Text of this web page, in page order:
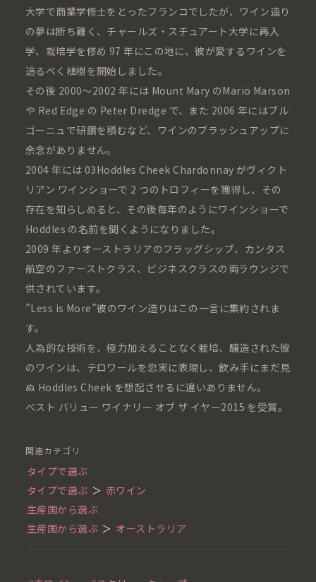
大学で商業学修士をとったフランコでしたが、ワイン造り
の夢は断ち難く、チャールズ・スチュアート大学に再入
学、栽培学を修め 97 年にこの地に、彼が愛するワインを
造るべく植樹を開始しました。
その後 2000～2002 年には Mount Mary のMario Marson
や Red Edge の Peter Dredge で、また 2006 年にはブル
ゴーニュで研鑽を積むなど、ワインのブラッシュアップに
余念がありません。
2004 年には 03Hoddles Cheek Chardonnay がヴィクト
リアン ワインショーで 2 つのトロフィーを獲得し、その
存在を知らしめると、その後毎年のようにワインショーで
Hoddles の名前を聞くようになりました。
2009 年よりオーストラリアのフラッグシップ、カンタス
航空のファーストクラス、ビジネスクラスの両ラウンジで
供されています。
”Less is More”彼のワイン造りはこの一言に集約されま
す。
人為的な技術を、極力加えることなく栽培、醸造された彼
のワインは、テロワールを忠実に表現し、飲み手にまだ見
ぬ Hoddles Cheek を想起させるに違いありません。
ベスト バリュー ワイナリー オブ ザ イヤー2015 を受賞。
関連カテゴリ
タイプで選ぶ
タイプで選ぶ ＞ 赤ワイン
生産国から選ぶ
生産国から選ぶ ＞ オーストラリア